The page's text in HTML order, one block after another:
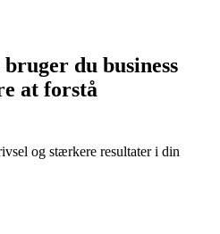
du business
at forstå
og stærkere resultater i din